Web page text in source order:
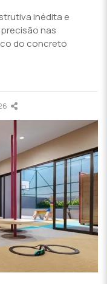
inédita e
nas
do concreto